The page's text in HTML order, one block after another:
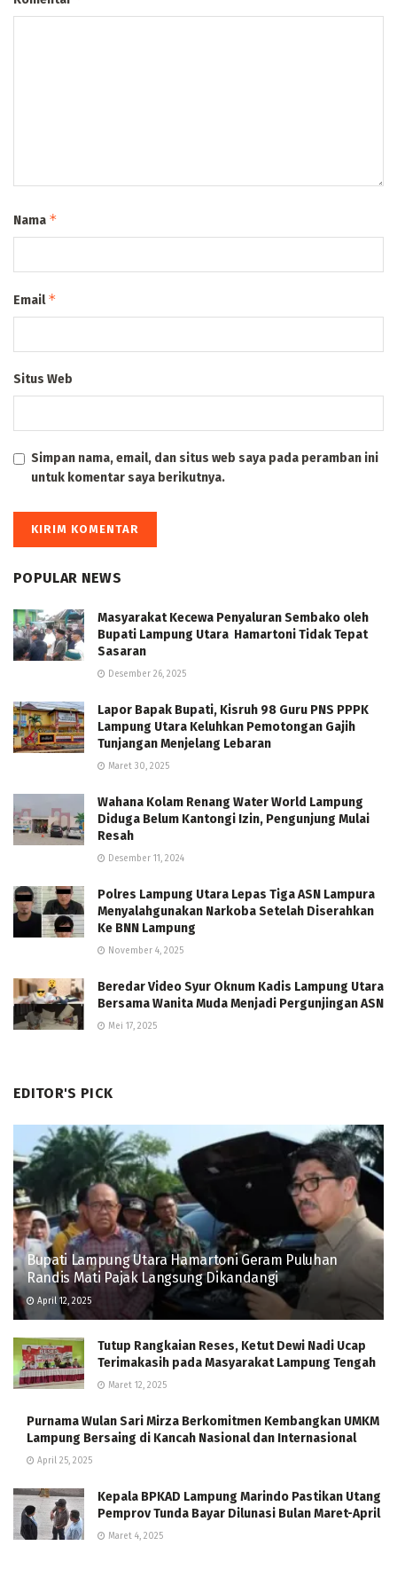
Nama *
Email*
Situs Web
Simpan nama, email, dan situs web saya pada peramban ini
untuk komentar saya berikutnya.
POPULAR NEWS
Masyarakat Kecewa Penyaluran Sembako oleh
Bupati Lampung Utara Hamartoni Tidak Tepat
Sasaran
Desember 26, 2025
Lapor Bapak Bupati, Kisruh 98 Guru PNS PPPK
Lampung Utara Keluhkan Pemotongan Gajih
Tunjangan Menjelang Lebaran
Maret 30, 2025
Wahana Kolam Renang Water World Lampung
Diduga Belum Kantongi Izin, Pengunjung Mulai
Resah
Desember 11, 2024
Polres Lampung Utara Lepas Tiga ASN Lampura
Menyalahgunakan Narkoba Setelah Diserahkan
Ke BNN Lampung
November 4, 2025
Beredar Video Syur Oknum Kadis Lampung Utara
Bersama Wanita Muda Menjadi Pergunjingan ASN
Mei 17, 2025
EDITOR'S PICK
Bupati Lampung Utara Hamartoni Geram Puluhan
Randis Mati Pajak Langsung Dikandangi
April 12, 2025
Tutup Rangkaian Reses, Ketut Dewi Nadi Ucap
Terimakasih pada Masyarakat Lampung Tengah
Maret 12, 2025
Purnama Wulan Sari Mirza Berkomitmen Kembangkan UMKM
Lampung Bersaing di Kancah Nasional dan Internasional
April 25, 2025
Kepala BPKAD Lampung Marindo Pastikan Utang
Pemprov Tunda Bayar Dilunasi Bulan Maret-April
Maret 4, 2025